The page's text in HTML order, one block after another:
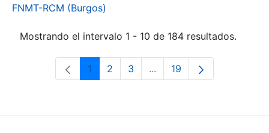
FNMT-RCM (Burgos)
Mostrando el intervalo 1 - 10 de 184 resultados.
Página
1 Página
2 Página
3 ...Páginas intermedias Use
Página
19